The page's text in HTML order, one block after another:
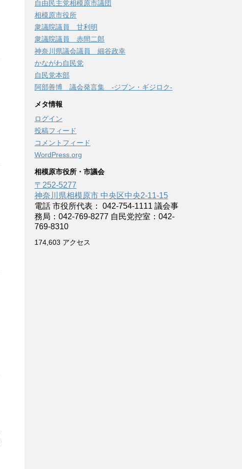
自由民主党相模原市議団
相模原市役所
衆議院議員 甘利明
衆議院議員 赤間二郎
神奈川県議会議員 細谷政幸
かながわ自民党
自民党本部
阿部善博 議会発言集 -ジブン・ギジロク-
メタ情報
ログイン
投稿フィード
コメントフィード
WordPress.org
相模原市役所・市議会
〒252-5277
神奈川県相模原市 中央区中央2-11-15
電話 市役所代表： 042-754-1111 議会事
務局：042-769-8277 自民党控室：042-
769-8310
174,603 アクセス